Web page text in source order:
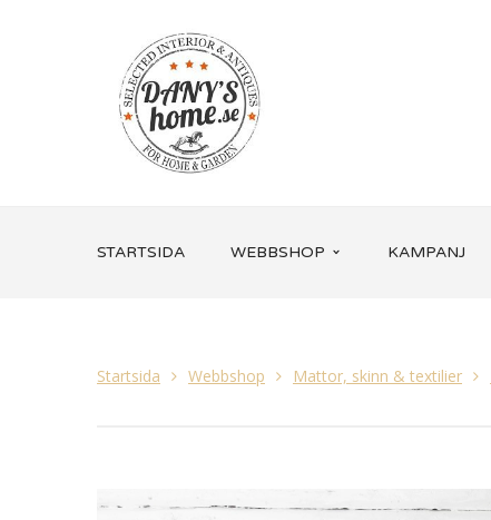
STARTSIDA WEBBSHOP KAMPANJ
Startsida Webbshop Mattor, skinn & textilier